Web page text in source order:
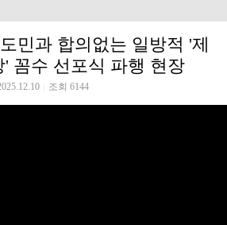
민과 합의없는 일방적 '제
꼼수 선포식 파행 현장
조회 6144